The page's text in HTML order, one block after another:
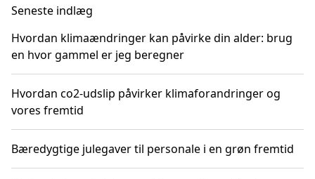
Seneste indlæg
Hvordan klimaændringer kan påvirke din alder: brug
en hvor gammel er jeg beregner
Hvordan co2-udslip påvirker klimaforandringer og
vores fremtid
Bæredygtige julegaver til personale i en grøn fremtid